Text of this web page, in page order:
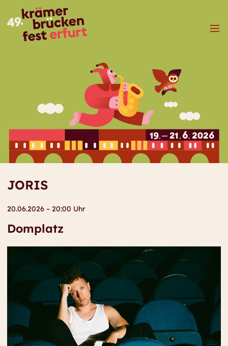
Menü
JORIS
20.06.2026 – 20:00 Uhr
Domplatz